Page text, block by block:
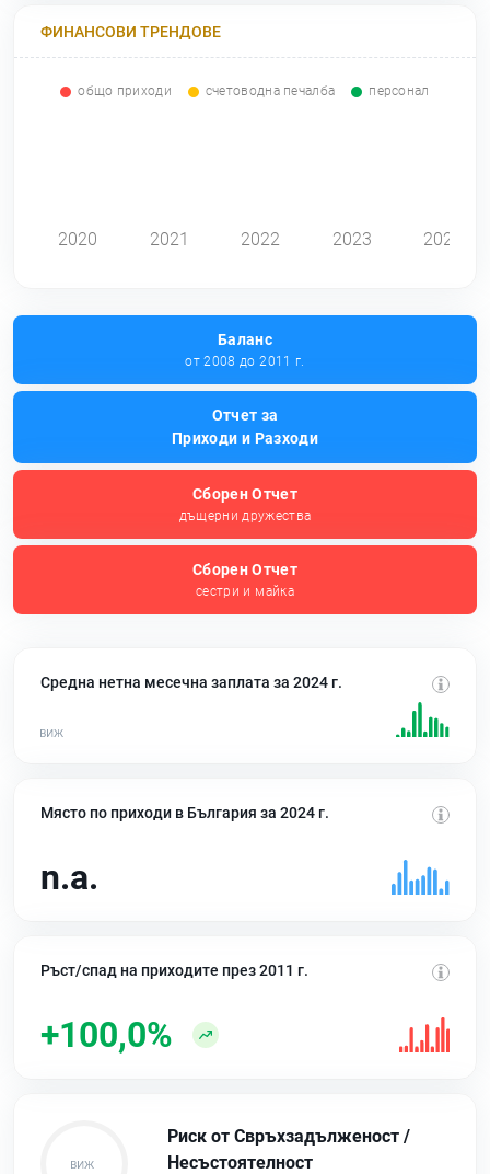
ФИНАНСОВИ ТРЕНДОВЕ
общо приходи счетоводна печалба персонал
2020 2021 2022 2023 2024
Баланс
от 2008 до 2011 г.
Отчет за
Приходи и Разходи
Сборен Отчет
дъщерни дружества
Сборен Отчет
сестри и майка
Средна нетна месечна заплата за 2024 г.
Място по приходи в България за 2024 г.
n.a.
Ръст/спад на приходите през 2011 г.
+100,0%
Риск от Свръхзадълженост /
Несъстоятелност